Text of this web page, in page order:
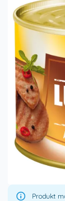
Produkt